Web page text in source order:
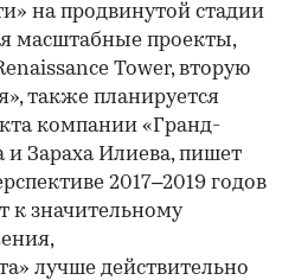
на продвинутой стадии
масштабные проекты,
Tower, вторую
также планируется
компании «Гранд-
и Зараха Илиева, пишет
2017–2019 годов
к значительному
лучше действительно